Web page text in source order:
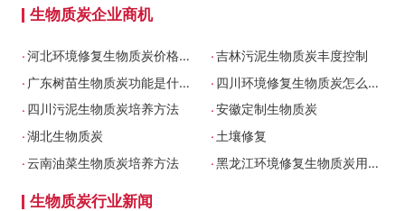
生物质炭企业商机
.河北环境修复生物质炭价格是多少 .吉林污泥生物质炭丰度控制
. 广东树苗生物质炭功能是什么 . 四川环境修复生物质炭怎么制作
. 四川污泥生物质炭培养方法 .安徽定制生物质炭
.湖北生物质炭 . 土壤修复
.云南油菜生物质炭培养方法 .黑龙江环境修复生物质炭用途是什么
生物质炭行业新闻